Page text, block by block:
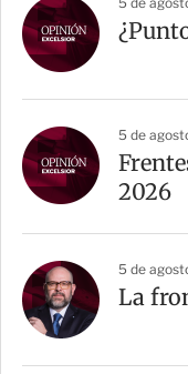
5 de
2026
5 de
La